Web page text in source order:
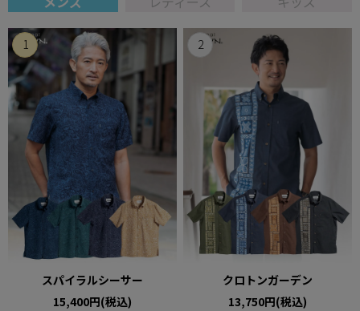
スパイラルシーサー
15,400円(税込)
クロトンガーデン
13,750円(税込)